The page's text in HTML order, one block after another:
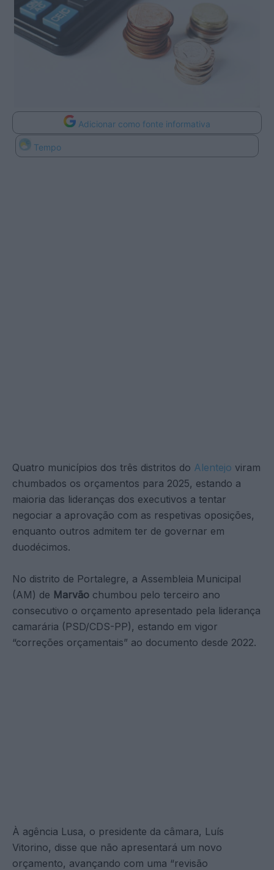
Adicionar como fonte informativa
Tempo
Quatro municípios dos três distritos do Alentejo viram
chumbados os orçamentos para 2025, estando a
maioria das lideranças dos executivos a tentar
negociar a aprovação com as respetivas oposições,
enquanto outros admitem ter de governar em
duodécimos.
No distrito de Portalegre, a Assembleia Municipal
(AM) de Marvão chumbou pelo terceiro ano
consecutivo o orçamento apresentado pela liderança
camarária (PSD/CDS-PP), estando em vigor
“correções orçamentais” ao documento desde 2022.
À agência Lusa, o presidente da câmara, Luís
Vitorino, disse que não apresentará um novo
orçamento, avançando com uma “revisão